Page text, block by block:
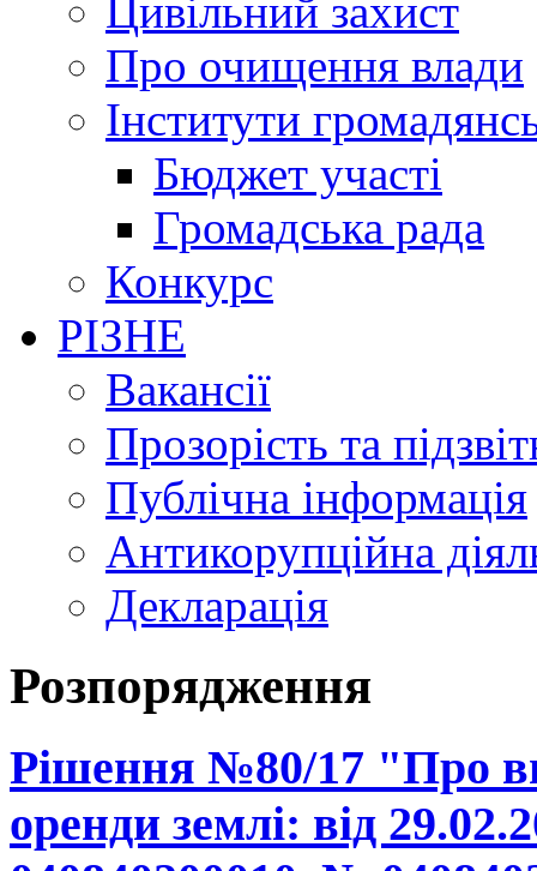
Цивільний захист
Про очищення влади
Інститути
Бюджет участі
Громадська рада
Конкурс
РІЗНЕ
Вакансії
Прозорість та
Публічна інформація
Антикорупційна
Декларація
Розпорядження
Рішення №80/17 "Про
оренди землі: від